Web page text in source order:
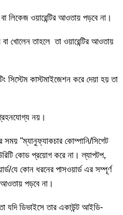
ওয়ারেন্টির আওতায় পড়বে না।
বা খোলেন তাহলে তা ওয়ারেন্টির আওতায়
সিস্টেম কাস্টমাইজেশন করে দেয়া হয় তা
নয়।
"ম্যানুফ্যাকচার কোম্পানি/সিগেট
কোড প্রয়োগ করে না। ল্যাপটপ,
যে কোন ধরনের পাসওয়ার্ড এর সম্পূর্ণ
আওতায় পড়বে না।
যদি ডিভাইসে তার একাউন্ট আইডি-